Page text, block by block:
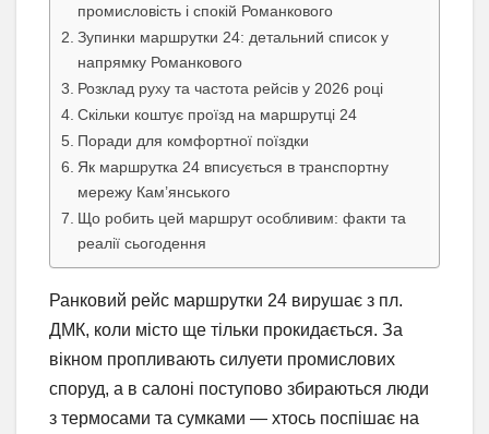
промисловість і спокій Романкового
Зупинки маршрутки 24: детальний список у
напрямку Романкового
Розклад руху та частота рейсів у 2026 році
Скільки коштує проїзд на маршрутці 24
Поради для комфортної поїздки
Як маршрутка 24 вписується в транспортну
мережу Кам’янського
Що робить цей маршрут особливим: факти та
реалії сьогодення
Ранковий рейс маршрутки 24 вирушає з пл.
ДМК, коли місто ще тільки прокидається. За
вікном пропливають силуети промислових
споруд, а в салоні поступово збираються люди
з термосами та сумками — хтось поспішає на